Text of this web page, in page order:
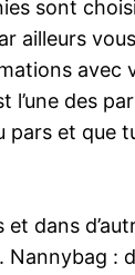
sont
ailleurs
l’une des
et que
et dans
: